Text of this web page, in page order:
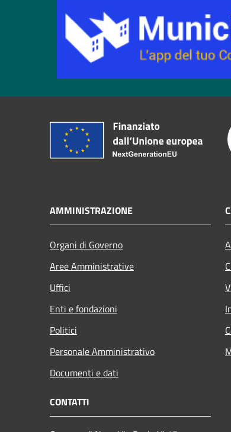
AMMINISTRAZIONE
Organi di Governo
Aree Amministrative
Uffici
Enti e fondazioni
Politici
Personale Amministrativo
Documenti e dati
CONTATTI